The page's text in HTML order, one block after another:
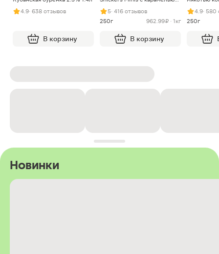
4.9· 638 отзывов
В корзину
арахисом и нугой
5· 416 отзывов
250г
962.99 ₽ · 1кг
В корзину
4.9· 580
250г
Новинки